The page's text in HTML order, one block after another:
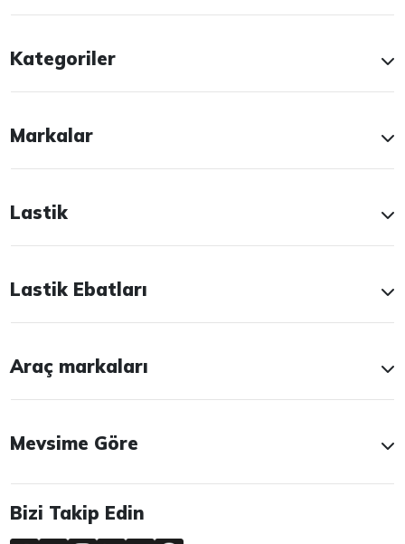
Kategoriler
Markalar
Lastik
Lastik Ebatları
Araç markaları
Mevsime Göre
Bizi Takip Edin